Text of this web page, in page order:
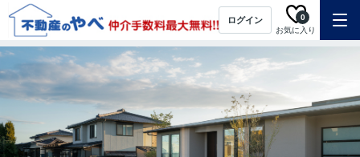
ログイン
お気に入り
0